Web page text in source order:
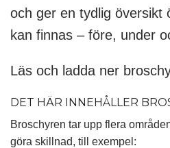
och ger en tydlig översikt
kan finnas – före, under
Läs och ladda ner
DET HÄR INNEHÅLLER
Broschyren tar upp flera
göra skillnad, till exempel: